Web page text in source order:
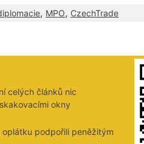
, MPO, CzechTrade
celých článků nic
okny
podpořili peněžitým